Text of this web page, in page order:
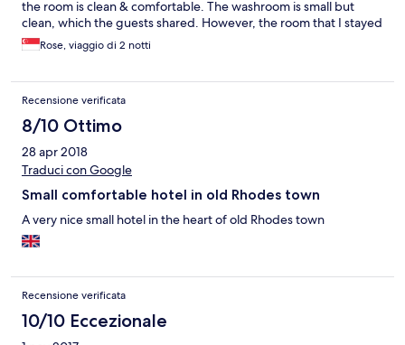
the room is clean & comfortable. The washroom is small but
clean, which the guests shared. However, the room that I stayed
in, the fan is not working, so i have use the air-con at night. And
there’s a small sink in the room, i don’t know why the mirror is
the location. It’s located within the central of a famous
market/tourist place, and the ferry port is within walking
distance away. Besides taxi, other public transport (bus) in
Rhodes is not easily accessible like in Athens, so location is very
important as taxi is very expensive. I would recommend this
place to backpackers or solo traveller who don’t mind staying in
Rose, viaggio di 2 notti
Recensione verificata
8/10 Ottimo
28 apr 2018
Traduci con Google
Small comfortable hotel in old Rhodes town
A very nice small hotel in the heart of old Rhodes town
Recensione verificata
10/10 Eccezionale